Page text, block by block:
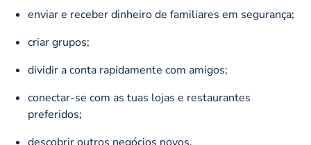
enviar e receber dinheiro de familiares em segurança;
criar grupos;
dividir a conta rapidamente com amigos;
conectar-se com as tuas lojas e restaurantes
preferidos;